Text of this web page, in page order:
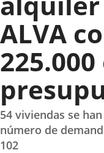
ALVA
54 viviendas se
número de
102